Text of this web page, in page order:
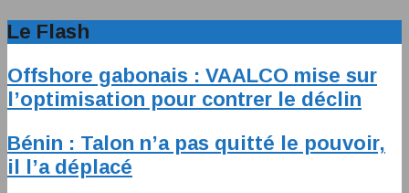
Le Flash
Offshore gabonais : VAALCO mise sur
l’optimisation pour contrer le déclin
Bénin : Talon n’a pas quitté le pouvoir,
il l’a déplacé